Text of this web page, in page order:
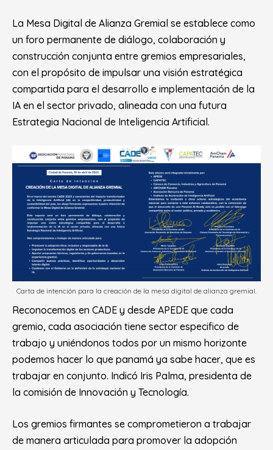
La Mesa Digital de Alianza Gremial se establece como
un foro permanente de diálogo, colaboración y
construcción conjunta entre gremios empresariales,
con el propósito de impulsar una visión estratégica
compartida para el desarrollo e implementación de la
IA en el sector privado, alineada con una futura
Estrategia Nacional de Inteligencia Artificial.
Carta de intención para la creación de la mesa digital de alianza gremial.
Reconocemos en CADE y desde APEDE que cada
gremio, cada asociación tiene sector especifico de
trabajo y uniéndonos todos por un mismo horizonte
podemos hacer lo que panamá ya sabe hacer, que es
trabajar en conjunto. Indicó Iris Palma, presidenta de
la comisión de Innovación y Tecnología.
Los gremios firmantes se comprometieron a trabajar
de manera articulada para promover la adopción